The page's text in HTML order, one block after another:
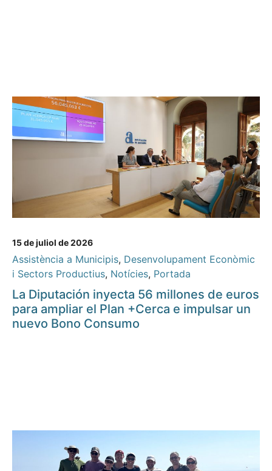
15 de juliol de 2026
Assistència a Municipis, Desenvolupament Econòmic
i Sectors Productius, Notícies, Portada
La Diputación inyecta 56 millones de euros
para ampliar el Plan +Cerca e impulsar un
nuevo Bono Consumo